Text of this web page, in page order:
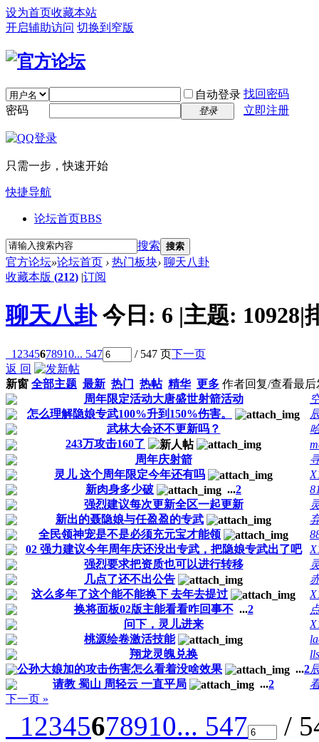
设为首页收藏本站
开启辅助访问 切换到窄版
自动登录 找回密码
密码
登录 立即注册
只需一步，快速开始
快捷导航
论坛首页BBS
搜索 搜索
官方论坛»论坛首页 › 热门板块› 聊天八卦
收藏本版 (212) |订阅
聊天八卦 今日: 6 |主题: 10928|
1 2345678910... 547 / 547 页下一页
返 回
新窗 全部主题 最新 热门 热帖 精华 更多 作者回复/查看最后
周年限定活动大唐盛世射箭活动
怎么理解隐娘专武100%升到150%伤害。
武林大会还不更新吗？
243万攻击160了
周年庆射箭
灵儿 这个周年限定今年还有吗
新肉身多少破
...2
强烈建议每次更新全区一起更新
新出的聂隐娘与任盈盈的专武
全民领神宠是不是必须充元宝才能领
02 强力建议今年周年庆还没出专武，把隐娘专武出了吧
强烈要求把资质也可以进行转移
几点了还不出公告
这么多年了这个能不能换下 去年去提过
换将面板02版主能看看咋回事不 ...2
问下，灵儿进来
桃源绘卷激活技能
翔龙灵魄兑换
公孙大娘加的攻击伤害怎么看着没啥效果
...2
请教 蜀山 周轻云 一直平局
...2
下一页 »
12345678910... 547 /